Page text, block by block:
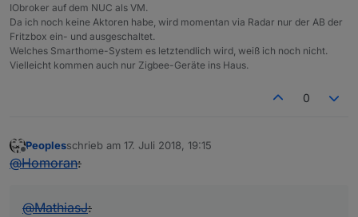
IObroker auf dem NUC als VM.
Da ich noch keine Aktoren habe, wird momentan via Radar nur der AB der
Fritzbox ein- und ausgeschaltet.
Welches Smarthome-System es letztendlich wird, weiß ich noch nicht.
Vielleicht kommen auch nur Zigbee-Geräte ins Haus.
0
Offline
Peoplesschrieb am 17. Juli 2018, 19:15
zuletzt editiert von
@Homoran:
@MathiasJ: